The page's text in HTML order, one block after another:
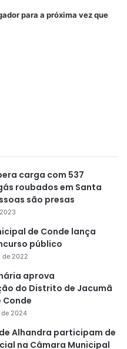
para a próxima vez que
carga com 537
roubados em Santa
são presas
de Conde lança
público
de 2022
aprova
do Distrito de Jacumã
Conde
de 2024
Alhandra participam de
na Câmara Municipal